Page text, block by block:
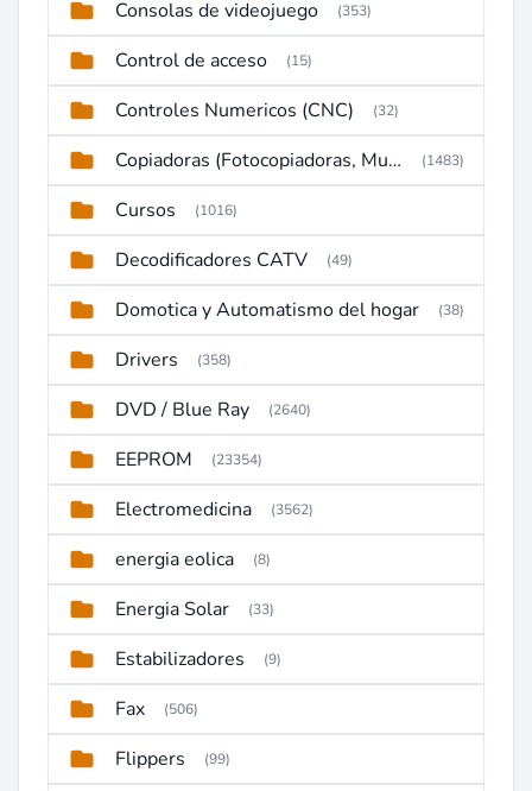
Consolas de videojuego (353)
Control de acceso (15)
Controles Numericos (CNC) (32)
Copiadoras (Fotocopiadoras, Multifunctions, Ploter, etc) (1483)
Cursos (1016)
Decodificadores CATV (49)
Domotica y Automatismo del hogar (38)
Drivers (358)
DVD / Blue Ray (2640)
EEPROM (23354)
Electromedicina (3562)
energia eolica (8)
Energia Solar (33)
Estabilizadores (9)
Fax (506)
Flippers (99)